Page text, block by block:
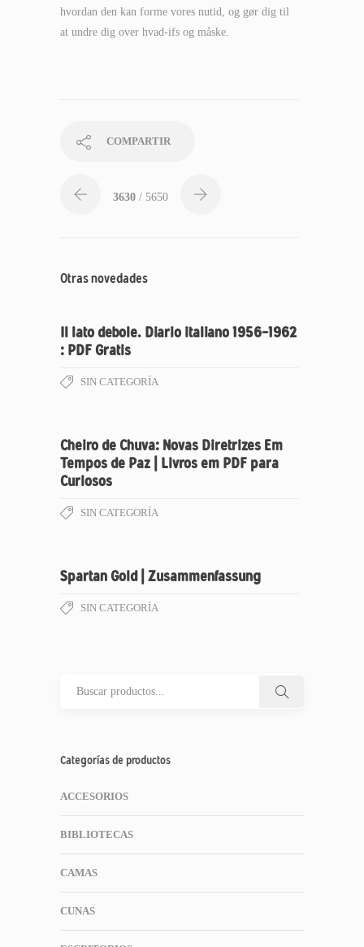
hvordan den kan forme vores nutid, og gør dig til
at undre dig over hvad-ifs og måske.
COMPARTIR
3630 / 5650
Otras novedades
Il lato debole. Diario italiano 1956-1962
: PDF Gratis
SIN CATEGORÍA
Cheiro de Chuva: Novas Diretrizes Em
Tempos de Paz | Livros em PDF para
Curiosos
SIN CATEGORÍA
Spartan Gold | Zusammenfassung
SIN CATEGORÍA
Categorías de productos
ACCESORIOS
BIBLIOTECAS
CAMAS
CUNAS